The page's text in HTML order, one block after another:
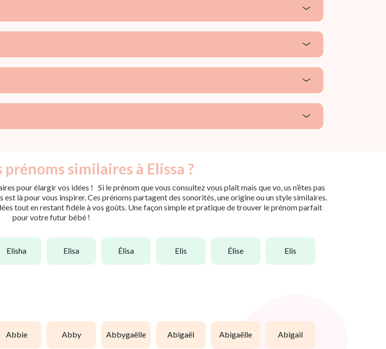
prénoms similaires à Elissa ?
pour élargir vos idées ! Si le prénom que vous consultez vous plaît mais que vo, us n’êtes pas
là pour vous inspirer. Ces prénoms partagent des sonorités, une origine ou un style similaires.
tout en restant fidèle à vos goûts. Une façon simple et pratique de trouver le prénom parfait
pour votre futur bébé !
elisha elisa élisa elis élise elis
abbie abby abbygaëlle abigaël abigaëlle abigail